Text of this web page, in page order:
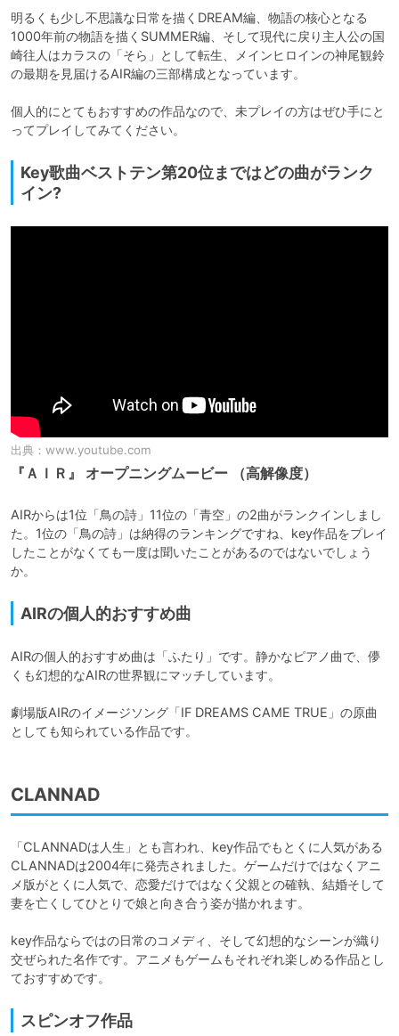
明るくも少し不思議な日常を描くDREAM編、物語の核心となる
1000年前の物語を描くSUMMER編、そして現代に戻り主人公の国
崎往人はカラスの「そら」として転生、メインヒロインの神尾観鈴
の最期を見届けるAIR編の三部構成となっています。
個人的にとてもおすすめの作品なので、未プレイの方はぜひ手にと
ってプレイしてみてください。
Key歌曲ベストテン第20位まではどの曲がランク
イン?
出典： www.youtube.com
『ＡＩＲ』 オープニングムービー （高解像度）
AIRからは1位「鳥の詩」11位の「青空」の2曲がランクインしまし
た。1位の「鳥の詩」は納得のランキングですね、key作品をプレイ
したことがなくても一度は聞いたことがあるのではないでしょう
か。
AIRの個人的おすすめ曲
AIRの個人的おすすめ曲は「ふたり」です。静かなピアノ曲で、儚
くも幻想的なAIRの世界観にマッチしています。
劇場版AIRのイメージソング「IF DREAMS CAME TRUE」の原曲
としても知られている作品です。
CLANNAD
「CLANNADは人生」とも言われ、key作品でもとくに人気がある
CLANNADは2004年に発売されました。ゲームだけではなくアニ
メ版がとくに人気で、恋愛だけではなく父親との確執、結婚そして
妻を亡くしてひとりで娘と向き合う姿が描かれます。
key作品ならではの日常のコメディ、そして幻想的なシーンが織り
交ぜられた名作です。アニメもゲームもそれぞれ楽しめる作品とし
ておすすめです。
スピンオフ作品